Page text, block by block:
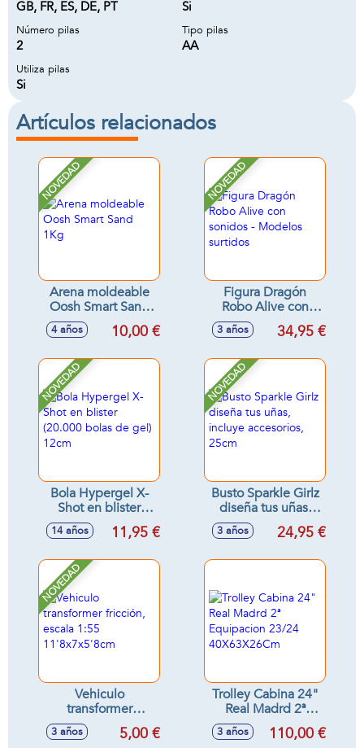
GB, FR, ES, DE, PT Si
Número pilas
2
Tipo pilas
AA
Utiliza pilas
Si
Artículos relacionados
NOVEDAD
Arena moldeable
Oosh Smart Sand
1Kg
4 años 10,00 €
NOVEDAD
Figura Dragón
Robo Alive con
sonidos - Modelos
surtidos
3 años 34,95 €
NOVEDAD
Bola Hypergel X-
Shot en blister
(20.000 bolas de
gel) 12cm
14 años 11,95 €
NOVEDAD
Busto Sparkle Girlz
diseña tus uñas,
incluye accesorios,
25cm
3 años 24,95 €
NOVEDAD
Vehiculo
transformer
fricción, escala 1:55
11'8x7x5'8cm
3 años 5,00 €
Trolley Cabina 24"
Real Madrd 2ª
Equipacion 23/24
40X63X26Cm
3 años 110,00 €